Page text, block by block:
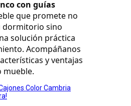
con guías
que promete no
dormitorio sino
solución práctica
Acompáñanos
y ventajas
mueble.